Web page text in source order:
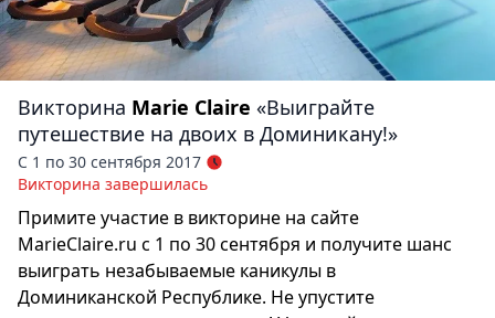
Викторина Marie Claire «Выиграйте
путешествие на двоих в Доминикану!»
С 1 по 30 сентября 2017
Викторина завершилась
Примите участие в викторине на сайте
MarieClaire.ru с 1 по 30 сентября и получите шанс
выиграть незабываемые каникулы в
Доминиканской Республике. Не упустите